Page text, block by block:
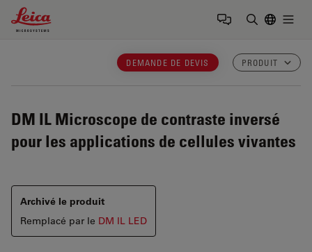
Leica Microsystems Logo
DEMANDE DE DEVIS PRODUIT
DM IL Microscope de contraste inversé
pour les applications de cellules vivantes
Archivé le produit
Remplacé par le DM IL LED